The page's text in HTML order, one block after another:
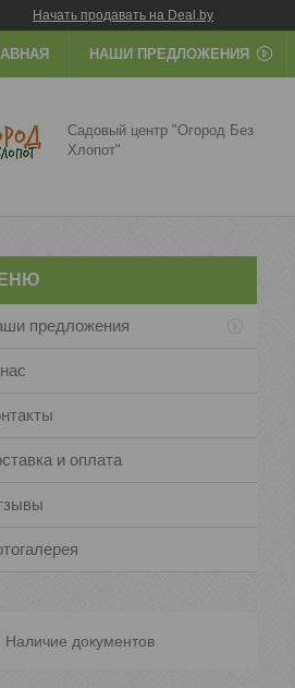
Начать продавать на Deal.by
НАШИ ПРЕДЛОЖЕНИЯ
Садовый центр "Огород Без
Хлопот"
предложения
и оплата
Наличие документов